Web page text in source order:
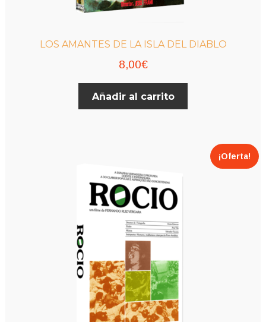
LOS AMANTES DE LA ISLA DEL DIABLO
8,00€
Añadir al carrito
¡Oferta!